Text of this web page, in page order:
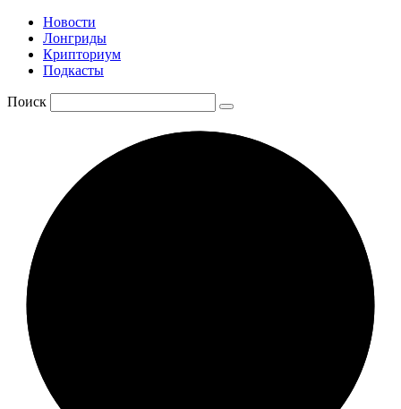
Новости
Лонгриды
Крипториум
Подкасты
Поиск